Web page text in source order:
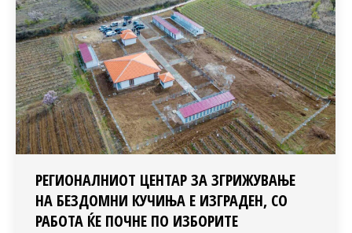
РЕГИОНАЛНИОТ ЦЕНТАР ЗА ЗГРИЖУВАЊЕ
НА БЕЗДОМНИ КУЧИЊА Е ИЗГРАДЕН, СО
РАБОТА ЌЕ ПОЧНЕ ПО ИЗБОРИТЕ